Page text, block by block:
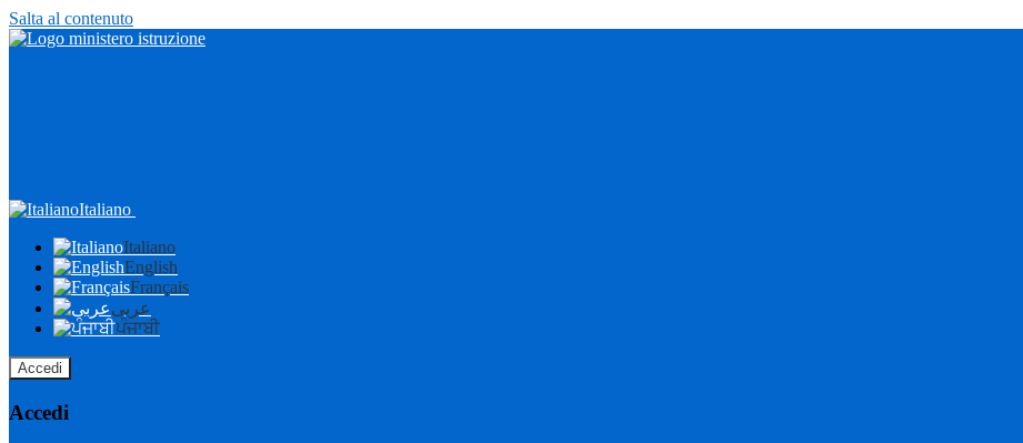
Salta al contenuto
Italiano
Italiano
English
Français
عربى
ਪੰਜਾਬੀ
Accedi
Accedi